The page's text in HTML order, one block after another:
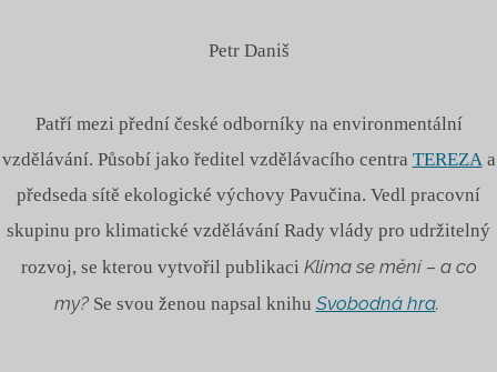
Petr Daniš
Patří mezi přední české odborníky na environmentální
vzdělávání. Působí jako ředitel vzdělávacího centra TEREZAa
předseda sítě ekologické výchovy Pavučina. Vedl pracovní
skupinu pro klimatické vzdělávání Rady vlády pro udržitelný
rozvoj, se kterou vytvořil publikaci Klima se mění – a co
my?Se svou ženou napsal knihu Svobodná hra.